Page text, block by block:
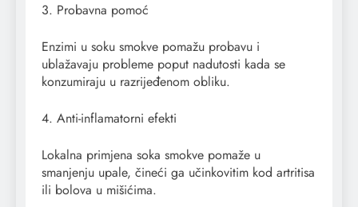
3. Probavna pomoć
Enzimi u soku smokve pomažu probavu i
ublažavaju probleme poput nadutosti kada se
konzumiraju u razrijeđenom obliku.
4. Anti-inflamatorni efekti
Lokalna primjena soka smokve pomaže u
smanjenju upale, čineći ga učinkovitim kod artritisa
ili bolova u mišićima.